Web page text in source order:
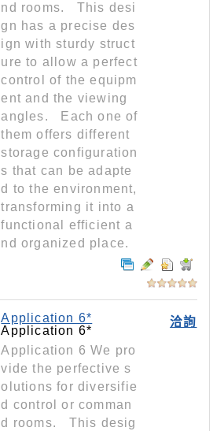
nd rooms. This desi
gn has a precise des
ign with sturdy struct
ure to allow a perfect
control of the equipm
ent and the viewing
angles. Each one of
them offers different
storage configuration
s that can be adapte
d to the environment,
transforming it into a
functional efficient a
nd organized place.
洽詢
Application 6*
Application 6*
Application 6 We pro
vide the perfective s
olutions for diversifie
d control or comman
d rooms. This desig